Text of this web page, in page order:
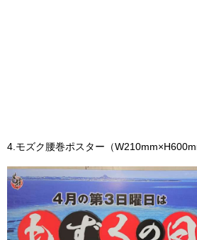
4.モズク腰巻ポスター（